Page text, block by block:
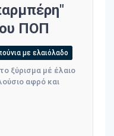
ΠΟΠ
με ελαιόλαδο
ξύρισμα μέ έλαιο
αφρό και